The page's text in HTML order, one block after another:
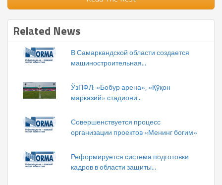
Related News
В Самаркандской области создается
машиностроительная...
ЎзПФЛ: «Бобур арена», «Қўқон
марказий» стадиони...
Совершенствуется процесс
организации проектов «Менинг богим»
Реформируется система подготовки
кадров в области защиты...